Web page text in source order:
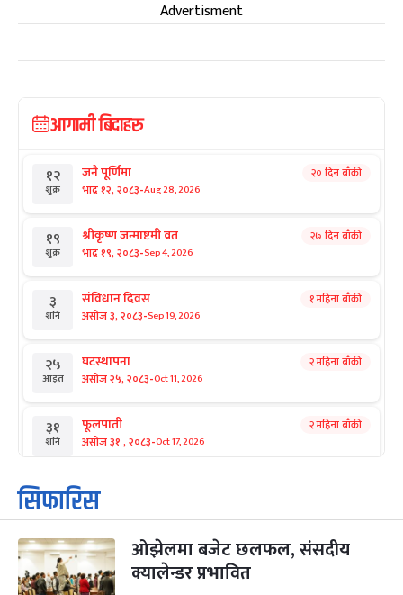
Advertisment
आगामी बिदाहरु
१२
शुक्र
जनै पूर्णिमा
भाद्र १२, २०८३-Aug 28, 2026
२० दिन बाँकी
१९
शुक्र
श्रीकृष्ण जन्माष्टमी व्रत
भाद्र १९, २०८३-Sep 4, 2026
२७ दिन बाँकी
३
शनि
संविधान दिवस
असोज ३, २०८३-Sep 19, 2026
१ महिना बाँकी
२५
आइत
घटस्थापना
असोज २५, २०८३-Oct 11, 2026
२ महिना बाँकी
३१
शनि
फूलपाती
असोज ३१ , २०८३-Oct 17, 2026
२ महिना बाँकी
१
आइत
कार्तिक सङ्क्रान्ति
कार्तिक १, २०८३
३
मंगल
महानवमी
कार्तिक ३, २०८३-Oct 20, 2026
२ महिना बाँकी
सिफारिस
ओझेलमा बजेट छलफल, संसदीय
क्यालेन्डर प्रभावित